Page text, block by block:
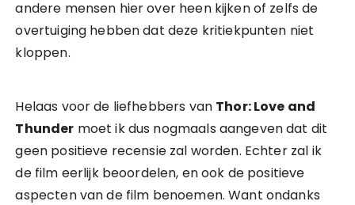
andere mensen hier over heen kijken of zelfs de
overtuiging hebben dat deze kritiekpunten niet
kloppen.
Helaas voor de liefhebbers van Thor: Love and
Thunder moet ik dus nogmaals aangeven dat dit
geen positieve recensie zal worden. Echter zal ik
de film eerlijk beoordelen, en ook de positieve
aspecten van de film benoemen. Want ondanks